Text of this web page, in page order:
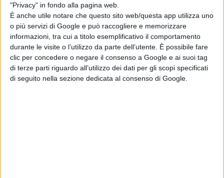
"Privacy" in fondo alla pagina web.
È anche utile notare che questo sito web/questa app utilizza uno
o più servizi di Google e può raccogliere e memorizzare
informazioni, tra cui a titolo esemplificativo il comportamento
durante le visite o l’utilizzo da parte dell’utente. È possibile fare
clic per concedere o negare il consenso a Google e ai suoi tag
di terze parti riguardo all’utilizzo dei dati per gli scopi specificati
di seguito nella sezione dedicata al consenso di Google.
la storia vera del
cucciolo di leone
Kio
di La Redazione
War – Il Divorzio
del Secolo: il
teaser trailer della